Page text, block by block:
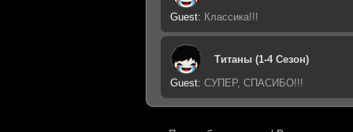
Guest: Классика!!!
Титаны (1-4 Сезон)
Guest: СУПЕР, СПАСИБО!!!